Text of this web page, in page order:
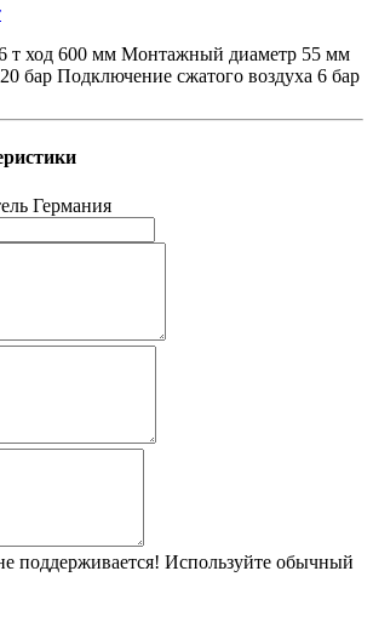
т ход 600 мм Монтажный диаметр 55 мм
бар Подключение сжатого воздуха 6 бар
Германия
поддерживается! Используйте обычный